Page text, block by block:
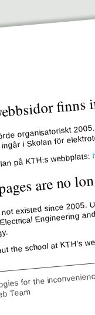
organisatoriskt
i Skolan för
på KTH:s webbplats:
are no
existed since
Engineering
the school at KTH’s
for the
Team